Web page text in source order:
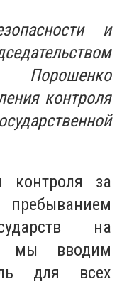
и
контроля
контроля за
на
мы вводим
для всех